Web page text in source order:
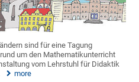
sind für eine Tagung
um den Mathematikunterricht
vom Lehrstuhl für Didaktik
more